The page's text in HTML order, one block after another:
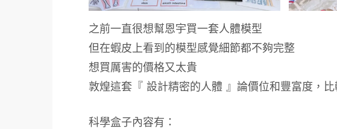
之前一直很想幫恩宇買一套人體模型
但在蝦皮上看到的模型感覺細節都不夠完整
想買厲害的價格又太貴
敦煌這套『 設計精密的人體 』論價位和豐富度，比
科學盒子內容有：